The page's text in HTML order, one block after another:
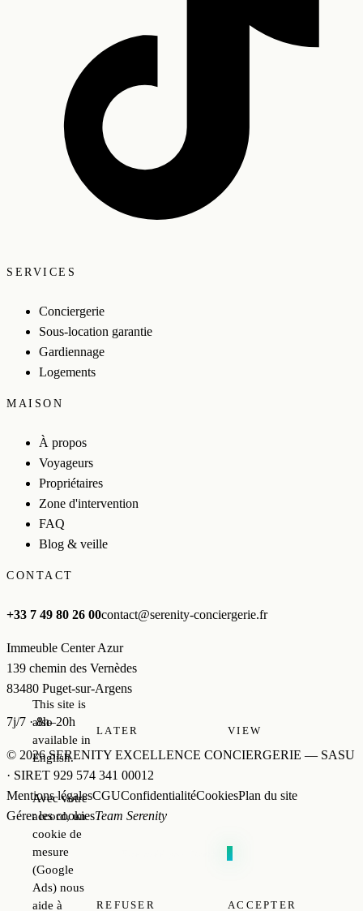
SERVICES
Conciergerie
Sous-location garantie
Gardiennage
Logements
MAISON
À propos
Voyageurs
Propriétaires
Zone d'intervention
FAQ
Blog & veille
CONTACT
+33 7 49 80 26 00contact@serenity-conciergerie.fr
Immeuble Center Azur
139 chemin des Vernèdes
83480 Puget-sur-Argens
7j/7 · 8h–20h
© 2026 SERENITY EXCELLENCE CONCIERGERIE — SASU
· SIRET 929 574 341 00012
Mentions légalesCGUConfidentialitéCookiesPlan du site
Gérer les cookiesTeam Serenity
PowerH0
This site is
also
available in
English.
LATER VIEW
Avec votre
accord, un
cookie de
mesure
(Google
Ads) nous
aide à
REFUSER ACCEPTER